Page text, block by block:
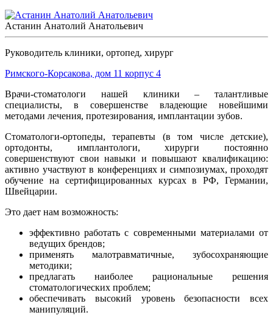
Астанин Анатолий Анатольевич
Руководитель клиники, ортопед, хирург
Римского-Корсакова, дом 11 корпус 4
Врачи-стоматологи нашей клиники – талантливые
специалисты, в совершенстве владеющие новейшими
методами лечения, протезирования, имплантации зубов.
Стоматологи-ортопеды, терапевты (в том числе детские),
ортодонты, имплантологи, хирурги постоянно
совершенствуют свои навыки и повышают квалификацию:
активно участвуют в конференциях и симпозиумах, проходят
обучение на сертифицированных курсах в РФ, Германии,
Швейцарии.
Это дает нам возможность:
эффективно работать с современными материалами от
ведущих брендов;
применять малотравматичные, зубосохраняющие
методики;
предлагать наиболее рациональные решения
стоматологических проблем;
обеспечивать высокий уровень безопасности всех
манипуляций.